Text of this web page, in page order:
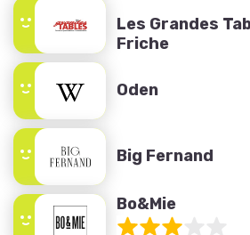
Les Grandes
Friche
Oden
Big Fernand
Bo&Mie